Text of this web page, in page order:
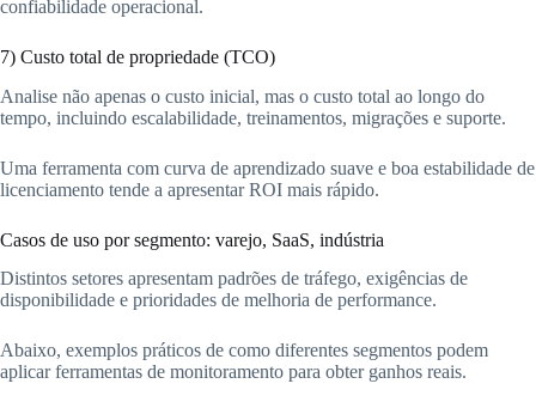
confiabilidade operacional.
7) Custo total de propriedade (TCO)
Analise não apenas o custo inicial, mas o custo total ao longo do
tempo, incluindo escalabilidade, treinamentos, migrações e suporte.
Uma ferramenta com curva de aprendizado suave e boa estabilidade de
licenciamento tende a apresentar ROI mais rápido.
Casos de uso por segmento: varejo, SaaS, indústria
Distintos setores apresentam padrões de tráfego, exigências de
disponibilidade e prioridades de melhoria de performance.
Abaixo, exemplos práticos de como diferentes segmentos podem
aplicar ferramentas de monitoramento para obter ganhos reais.